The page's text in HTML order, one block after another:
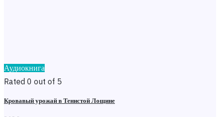
Аудиокнига
Rated 0 out of 5
Кровавый урожай в Тенистой Лощине